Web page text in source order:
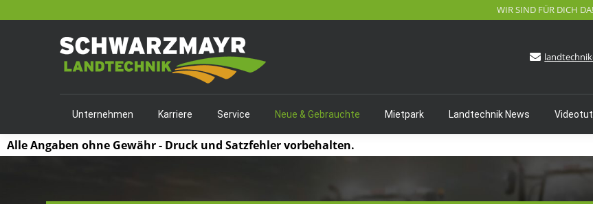
WIR SIND FÜR DICH DA!
Unternehmen Karriere Service Neue & Gebrauchte Mietpark Landtechnik News
Alle Angaben ohne Gewähr - Druck und Satzfehler vorbehalten.